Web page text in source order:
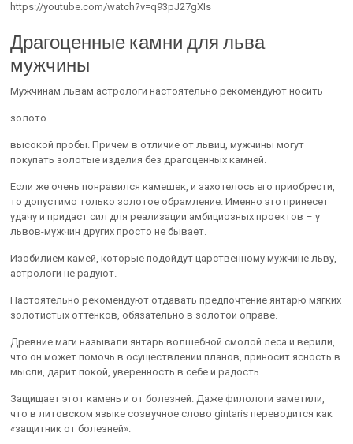
https://youtube.com/watch?v=q93pJ27gXIs
Драгоценные камни для льва
мужчины
Мужчинам львам астрологи настоятельно рекомендуют носить
золото
высокой пробы. Причем в отличие от львиц, мужчины могут
покупать золотые изделия без драгоценных камней.
Если же очень понравился камешек, и захотелось его приобрести,
то допустимо только золотое обрамление. Именно это принесет
удачу и придаст сил для реализации амбициозных проектов – у
львов-мужчин других просто не бывает.
Изобилием камей, которые подойдут царственному мужчине льву,
астрологи не радуют.
Настоятельно рекомендуют отдавать предпочтение янтарю мягких
золотистых оттенков, обязательно в золотой оправе.
Древние маги называли янтарь волшебной смолой леса и верили,
что он может помочь в осуществлении планов, приносит ясность в
мысли, дарит покой, уверенность в себе и радость.
Защищает этот камень и от болезней. Даже филологи заметили,
что в литовском языке созвучное слово gintaris переводится как
«защитник от болезней».